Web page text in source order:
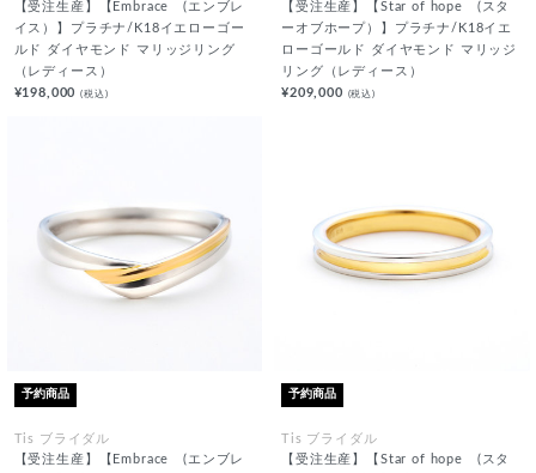
【受注生産】【Embrace (エンブレ
イス）】プラチナ/K18イエローゴー
ルド ダイヤモンド マリッジリング
（レディース）
¥198,000(税込)
【受注生産】【Star of hope (スタ
ーオブホープ）】プラチナ/K18イエ
ローゴールド ダイヤモンド マリッジ
リング（レディース）
¥209,000 (税込)
予約商品
Tis ブライダル
【受注生産】【Embrace (エンブレ
予約商品
Tis ブライダル
【受注生産】【Star of hope (スタ